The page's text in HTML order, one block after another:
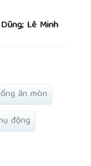
Lê Minh
ăn mòn
động